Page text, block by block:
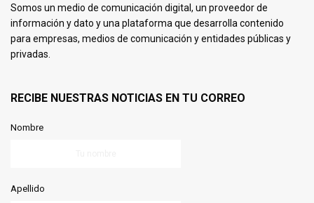
Somos un medio de comunicación digital, un proveedor de
información y dato y una plataforma que desarrolla contenido
para empresas, medios de comunicación y entidades públicas y
privadas.
RECIBE NUESTRAS NOTICIAS EN TU CORREO
Nombre
Apellido